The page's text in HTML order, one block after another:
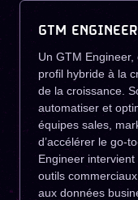
GTM ENGINEER
Un GTM
profil hybride à la
de la croissance.
automatiser et
équipes sales,
d’accélérer le go-
Engineer
outils
aux données